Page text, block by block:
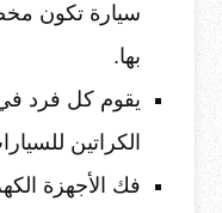
سيارة تكون
بها.
يقوم كل فرد في
الكراتين
فك الأجهزة